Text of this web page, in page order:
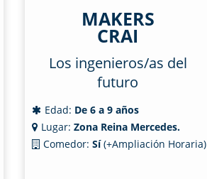
MAKERS
CRAI
Los ingenieros/as del
futuro
Edad: De 6 a 9 años
Lugar: Zona Reina Mercedes.
Comedor: Sí(+Ampliación Horaria)